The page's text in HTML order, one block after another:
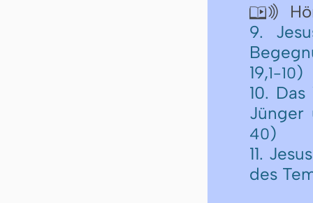

9.
19,1-10)
10.
Jünger
40)
11.
des